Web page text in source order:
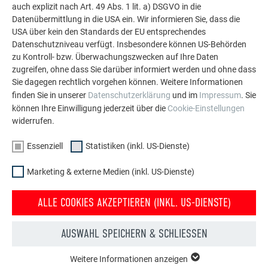
MEHR REFERENZEN ANSEHEN
Kostenlos PREFA Prospekte bestellen
auch explizit nach Art. 49 Abs. 1 lit. a) DSGVO in die
Datenübermittlung in die USA ein. Wir informieren Sie, dass die
USA über kein den Standards der EU entsprechendes
Datenschutzniveau verfügt. Insbesondere können US-Behörden
zu Kontroll- bzw. Überwachungszwecken auf Ihre Daten
zugreifen, ohne dass Sie darüber informiert werden und ohne dass
Sie dagegen rechtlich vorgehen können. Weitere Informationen
finden Sie in unserer Datenschutzerklärung und im Impressum. Sie
können Ihre Einwilligung jederzeit über die Cookie-Einstellungen
widerrufen.
Essenziell Statistiken (inkl. US-Dienste)
Marketing & externe Medien (inkl. US-Dienste)
ALLE COOKIES AKZEPTIEREN (INKL. US-DIENSTE)
AUSWAHL SPEICHERN & SCHLIESSEN
Weitere Informationen anzeigen